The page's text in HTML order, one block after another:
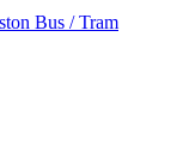
Bus / Tram